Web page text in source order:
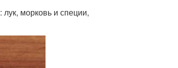
морковь и специи,